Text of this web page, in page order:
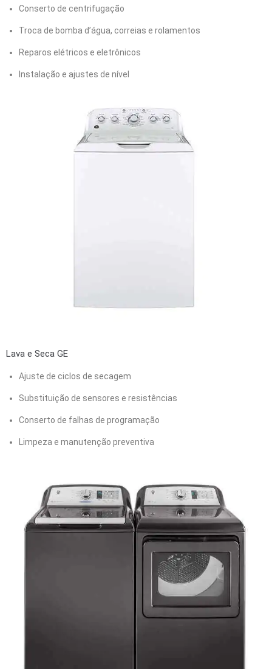
Conserto de centrifugação
Troca de bomba d’água, correias e rolamentos
Reparos elétricos e eletrônicos
Instalação e ajustes de nível
Lava e Seca GE
Ajuste de ciclos de secagem
Substituição de sensores e resistências
Conserto de falhas de programação
Limpeza e manutenção preventiva